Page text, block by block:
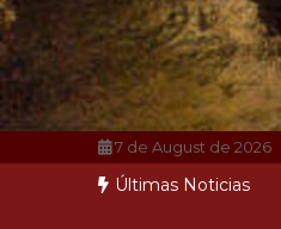
7 de August de 2026
Últimas Noticias